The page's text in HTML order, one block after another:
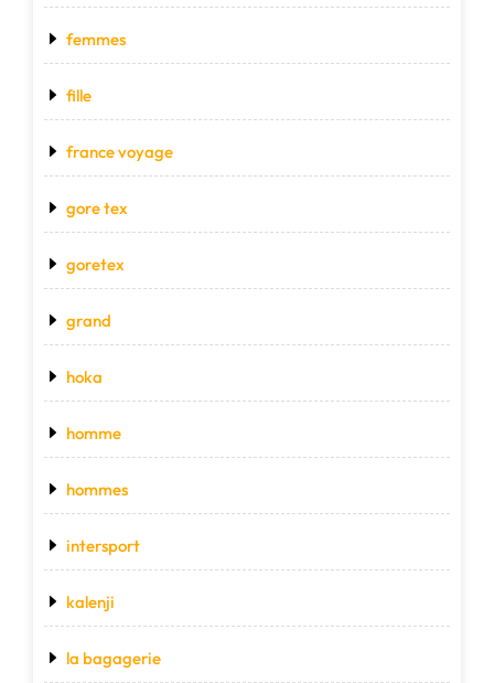
femmes
fille
france voyage
gore tex
goretex
grand
hoka
homme
hommes
intersport
kalenji
la bagagerie